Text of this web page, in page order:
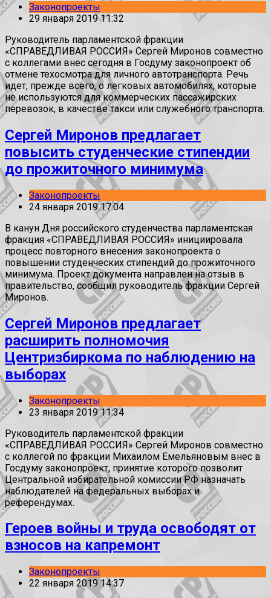
Законопроекты
29 января 2019 11:32
Руководитель парламентской фракции
«СПРАВЕДЛИВАЯ РОССИЯ» Сергей Миронов совместно
с коллегами внес сегодня в Госдуму законопроект об
отмене техосмотра для личного автотранспорта. Речь
идет, прежде всего, о легковых автомобилях, которые
не используются для коммерческих пассажирских
перевозок, в качестве такси или служебного транспорта.
Сергей Миронов предлагает
повысить студенческие стипендии
до прожиточного минимума
Законопроекты
24 января 2019 17:04
В канун Дня российского студенчества парламентская
фракция «СПРАВЕДЛИВАЯ РОССИЯ» инициировала
процесс повторного внесения законопроекта о
повышении студенческих стипендий до прожиточного
минимума. Проект документа направлен на отзыв в
правительство, сообщил руководитель фракции Сергей
Миронов.
Сергей Миронов предлагает
расширить полномочия
Центризбиркома по наблюдению на
выборах
Законопроекты
23 января 2019 11:34
Руководитель парламентской фракции
«СПРАВЕДЛИВАЯ РОССИЯ» Сергей Миронов совместно
с коллегой по фракции Михаилом Емельяновым внес в
Госдуму законопроект, принятие которого позволит
Центральной избирательной комиссии РФ назначать
наблюдателей на федеральных выборах и
референдумах.
Героев войны и труда освободят от
взносов на капремонт
Законопроекты
22 января 2019 14:37